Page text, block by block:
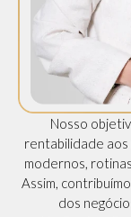
Nosso
rentabilidade
modernos,
Assim,
dos